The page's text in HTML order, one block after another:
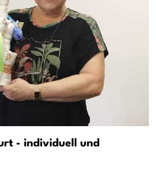
- individuell und